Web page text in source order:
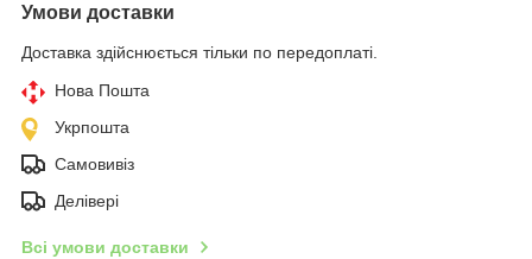
Умови доставки
Доставка здійснюється тільки по передоплаті.
Нова Пошта
Укрпошта
Самовивіз
Делівері
Всі умови доставки